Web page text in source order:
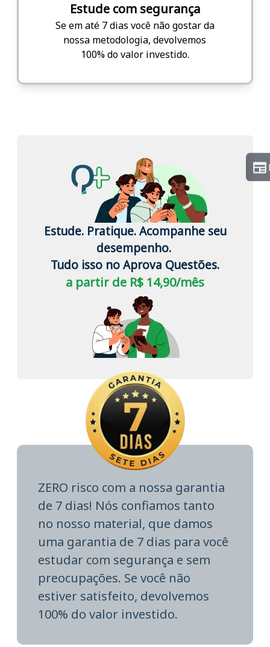
Estude com segurança
Se em até 7 dias você não gostar da
nossa metodologia, devolvemos
100% do valor investido.
Estude. Pratique. Acompanhe seu
desempenho.
Tudo isso no Aprova Questões.
a partir de R$ 14,90/mês
ZERO risco com a nossa garantia
de 7 dias! Nós confiamos tanto
no nosso material, que damos
uma garantia de 7 dias para você
estudar com segurança e sem
preocupações. Se você não
estiver satisfeito, devolvemos
100% do valor investido.